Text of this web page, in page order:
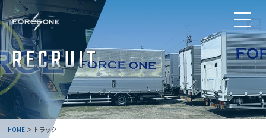
HOME ＞ トラック